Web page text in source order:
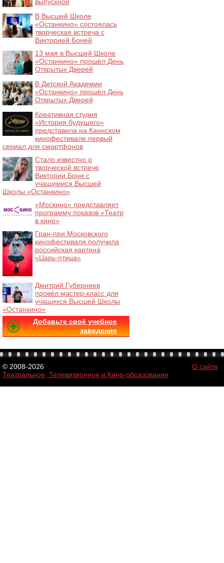
В Высшей Школе
«Останкино» состоялась
творческая встреча с
Викторией Боней
13 мая в Высшей Школе
«Останкино» прошёл День
Открытых Дверей
В Детской Академии
«Останкино» прошёл День
Открытых Дверей
Креативная студия
«История будущего»
представила на Каннском
кинофестивале первый
сериал для смартфонов
Стало известно о
творческой встрече
Виктории Бони с
учащимися Высшей
Школы «Останкино»
«Москино» представляет
программу показов «Театр
в кино»
Гран-при Московского
кинофестиваля получила
российская картина
«Царь-птица»
Дмитрий Губерниев
провёл мастер-класс для
учащихся Высшей Школы
«Останкино»
Добавьте своё учебное
заведение
© 2008-2026
Театральное, Телевизионное и Кино-образование
О сайте